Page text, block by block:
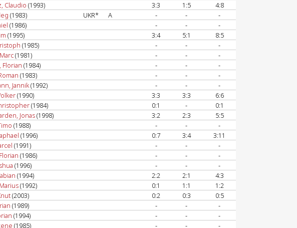
Claudio (1993) 3:3 1:5
4:8
(1983) UKR* A - -
-
(1986) - -
-
(1995) 3:4 5:1
8:5
(1985) - -
-
(1981) - -
-
(1984) - -
-
(1983) - -
-
Jannik(1992) - -
-
(1990) 3:3 3:3
6:6
(1984) 0:1 -
0:1
Jonas(1998) 3:2 2:3
5:5
(1988) - -
-
(1996) 0:7 3:4
3:11
(1991) - -
-
(1986) - -
-
(1996) - -
-
(1994) 2:2 2:1
4:3
(1992) 0:1 1:1
1:2
(2003) 0:2 0:3
0:5
(1989) - -
-
(1994) - -
-
(1985) - - -